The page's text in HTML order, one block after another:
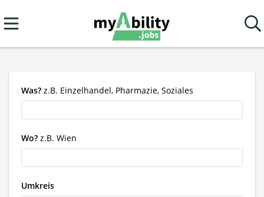
Was? z.B. Einzelhandel, Pharmazie, Soziales
Wo? z.B. Wien
Umkreis